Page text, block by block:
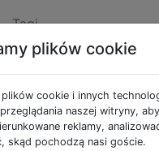
Tagi
węgiel
ASCII i DLosc, który
plików cookie
plików cookie i innych
naszej witryny,
reklamy,
skąd pochodzą nasi goście.